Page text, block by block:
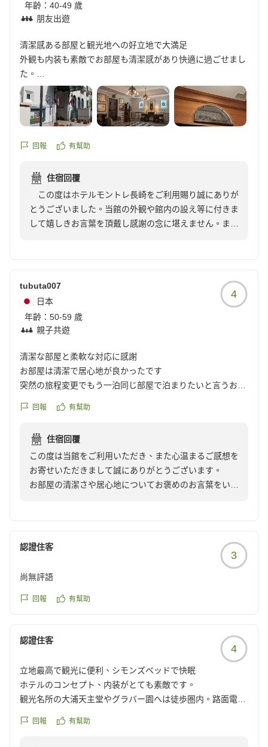
年齡： 40-49 歲
朋友出遊
清潔感ある部屋と観光地への好立地で大満足
外観も内装も素敵でお部屋も清潔感があり快適に過ごせまし
た。
大浦天主堂やグラバー園へも徒歩で行ける立地でした。周り
も静かで大変満足でした。
子供の友達家族と同じ部屋で過ごして楽しい思い出になりま
クチコミの詳細はこちらから
reviewId=33123478328049
回報 有幫助
住宿回覆
この度はホテルモントレ長崎をご利用賜り誠にありが
とうございました。当館の外観や館内の設え等に付きま
して嬉しきお言葉を頂戴し感謝の念に堪えません。また
子を窺い知ることができ更に嬉しく存じます。此度の長
崎の旅がお子様のご友人ご家族皆様との旅であられたこ
と、そして「楽しい思い出になりました」との嬉しきお
言葉を添えて頂き、ホテルモントレ長崎が、私共スタッ
ことであり幸いに存じます。
長崎へお越しいただく再びの機会を頂戴できました折
には、ホテルモントレ長崎にて再度お会いできますよう
厳しき暑さが続く真夏の中、皆様お身体にはくれぐれ
フロント担当：
則行 裕貴
tubuta007
日本
年齡： 50-59 歲
親子共遊
4
清潔な部屋と柔軟な対応に感謝
お部屋は清潔で居心地が良かったです
突然の旅程変更でもう一泊同じ部屋で泊まりたいと言うお願
良い旅になりました
クチコミの詳細はこちらから
https://review.travel.rakuten.co.jp/hotel/voice/1027?
reviewId=33123478272236
回報 有幫助
住宿回覆
この度は当館をご利用いただき、また心温まるご感想を
お寄せいただきまして誠にありがとうございます。
お部屋の清潔さや居心地についてお褒めのお言葉をいた
お客様の大切なご旅行が良い思い出となりましたこと
今後も快適にお過ごしいただける環境づくりと、柔軟で
またお近くへお越しの際は、ぜひ当館をご利用ください
しております。
ホテルモントレ長崎 フロント上川
認證住客
3
尚無評語
回報 有幫助
認證住客
4
立地最高で観光に便利、シモンズベッドで快眠
ホテルのコンセプト、内装がとても素敵です。
観光名所の大浦天主堂やグラバー園へは徒歩圏内。路面電車
ツインルームにエキストラベット2台利用のプラン(4人1部
回報 有幫助